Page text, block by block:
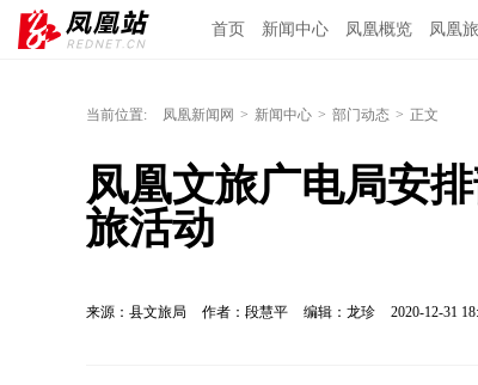
首页 新闻中心 凤凰概览 凤凰
当前位置: 凤凰新闻网 > 新闻中心 > 部门动态 > 正文
凤凰文旅广电局安
旅活动
来源：县文旅局 作者：段慧平 编辑：龙珍 2020-12-31